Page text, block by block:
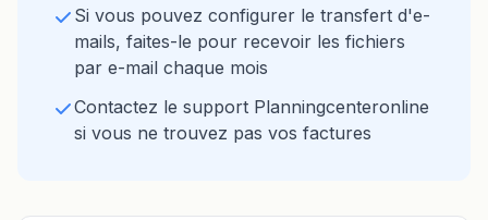
Si vous pouvez configurer le transfert d'e-
mails, faites-le pour recevoir les fichiers
par e-mail chaque mois
Contactez le support Planningcenteronline
si vous ne trouvez pas vos factures